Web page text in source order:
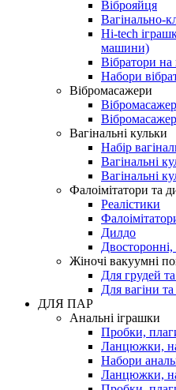
Віброяйця
Вагінально-
Hi-tech
машини)
Вібратори на
Набори
Вібромасажери
Вагінальні кульки
Набір
Вагінальні
Вагінальні
Фалоімітатори та
Реалістики
Дилдо
Двосторонні,
Жіночі вакуумні
Для грудей та
Для вагіни та
ДЛЯ ПАР
Анальні іграшки
Пробки,
Ланцюжки,
Набори
Ланцюжки,